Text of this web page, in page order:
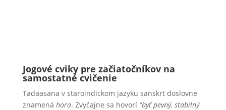
Jogové cviky pre začiatočníkov na
samostatné cvičenie
Tadaasana v staroindickom jazyku sanskrt doslovne
znamená hora. Zvyčajne sa hovorí “byť pevný, stabilný